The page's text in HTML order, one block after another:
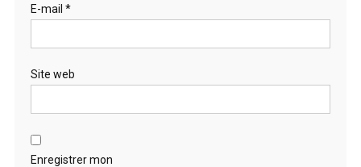
E-mail *
Site web
Enregistrer mon